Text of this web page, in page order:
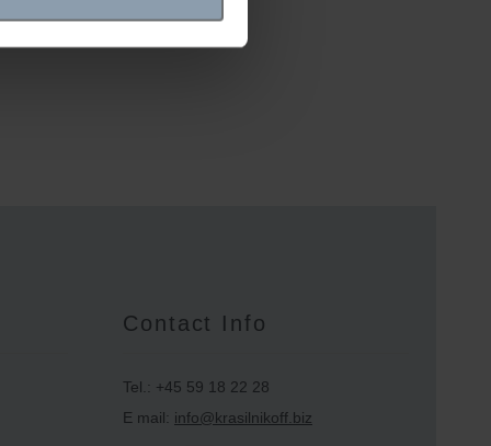
Contact Info
Tel.: +45 59 18 22 28
E mail: info@krasilnikoff.biz